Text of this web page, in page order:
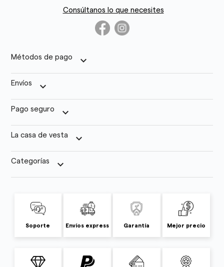
Consúltanos lo que necesites
Métodos de pago keyboard_arrow_down
Envíos keyboard_arrow_down
Pago seguro keyboard_arrow_down
La casa de vesta keyboard_arrow_down
Categorías keyboard_arrow_down
Soporte Envíos express Garantía Mejor precio